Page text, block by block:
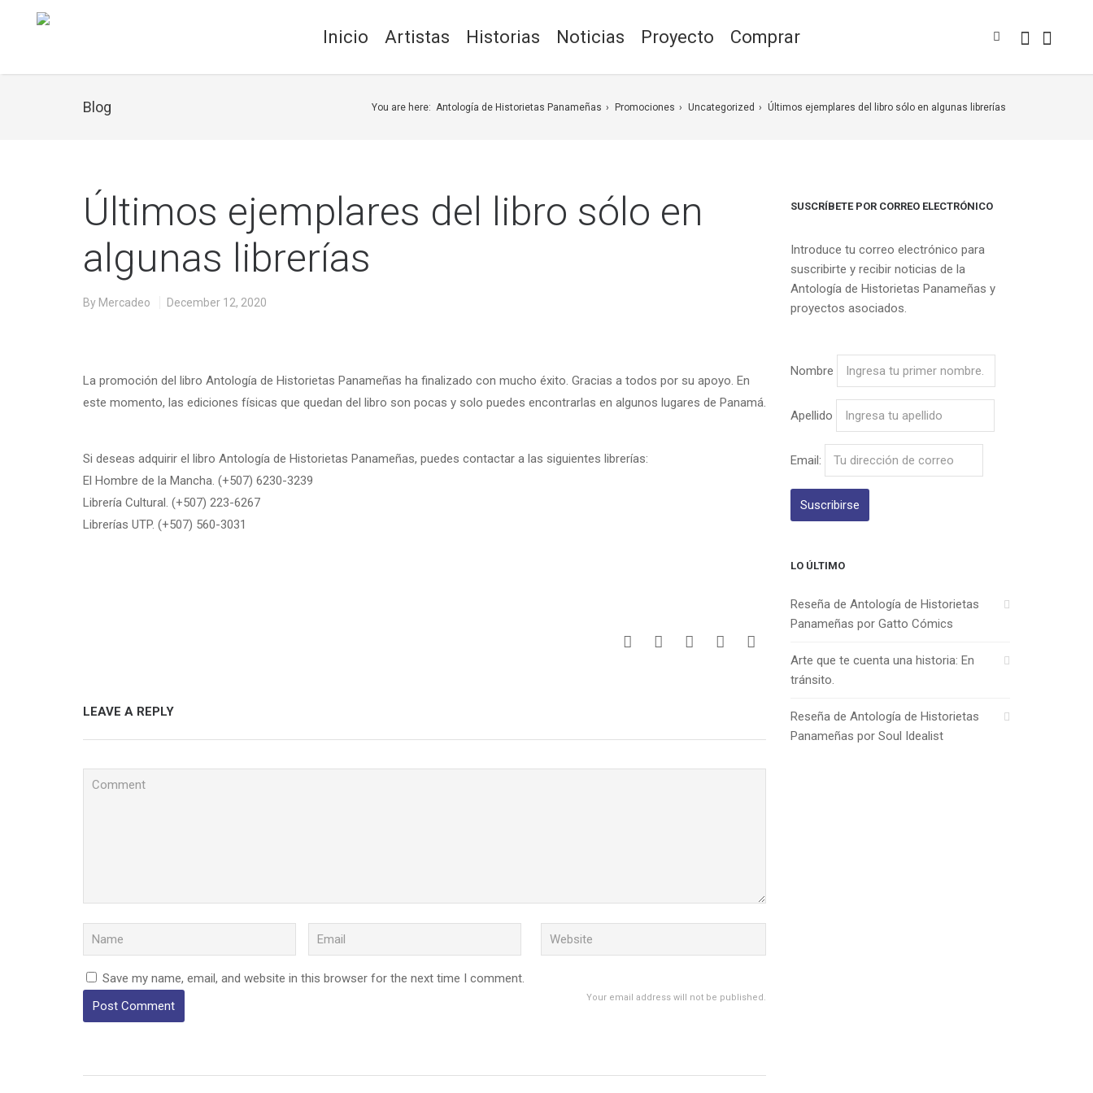
Inicio Artistas Historias Noticias Proyecto Comprar
Blog You are here: Antología de Historietas Panameñas Promociones Uncategorized Últimos ejemplares del libro sólo en algunas librerías
Últimos ejemplares del libro sólo en
algunas librerías
By Mercadeo December 12, 2020
La promoción del libro Antología de Historietas Panameñas ha finalizado con mucho éxito. Gracias a todos por su apoyo. En
este momento, las ediciones físicas que quedan del libro son pocas y solo puedes encontrarlas en algunos lugares de Panamá.
Si deseas adquirir el libro Antología de Historietas Panameñas, puedes contactar a las siguientes librerías:
El Hombre de la Mancha. (+507) 6230-3239
Librería Cultural. (+507) 223-6267
Librerías UTP. (+507) 560-3031
LEAVE A REPLY
Save my name, email, and website in this browser for the next time I comment.
Your email address will not be published.
SUSCRÍBETE POR CORREO ELECTRÓNICO
Introduce tu correo electrónico para
suscribirte y recibir noticias de la
Antología de Historietas Panameñas y
proyectos asociados.
Nombre
Apellido
Email:
LO ÚLTIMO
Reseña de Antología de Historietas
Panameñas por Gatto Cómics
Arte que te cuenta una historia: En
tránsito.
Reseña de Antología de Historietas
Panameñas por Soul Idealist